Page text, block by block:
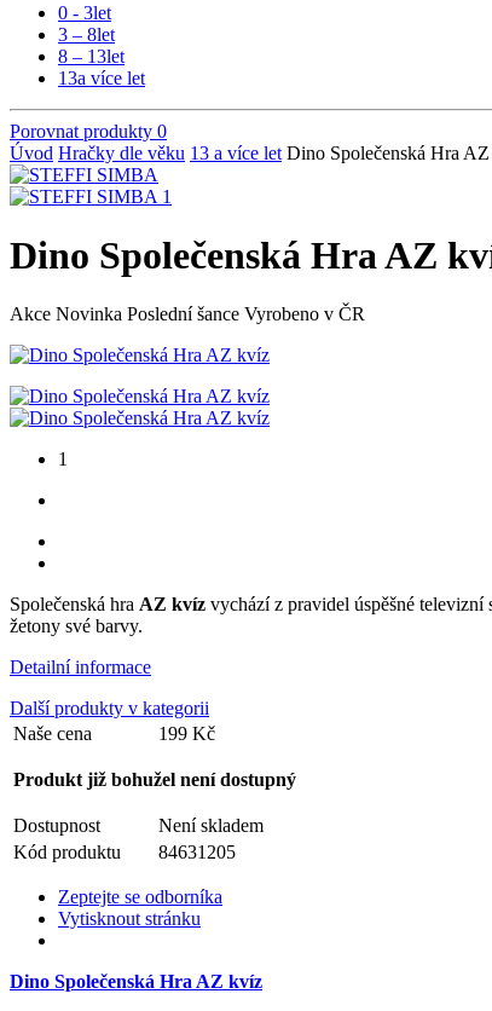
0 - 3let
3 – 8let
8 – 13let
13a více let
Porovnat produkty 0
Úvod Hračky dle věku 13 a více let Dino Společenská Hra
Dino Společenská Hra AZ
Akce Novinka Poslední šance Vyrobeno v ČR
1
Společenská hra AZ kvíz vychází z pravidel úspěšné
žetony své barvy.
Detailní informace
Další produkty v kategorii
Naše cena
199 Kč
Produkt již bohužel není dostupný
Dostupnost
Není skladem
Kód produktu
84631205
Zeptejte se odborníka
Vytisknout stránku
Dino Společenská Hra AZ kvíz